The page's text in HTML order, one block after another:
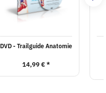
DVD - Trailguide Anatomie
14,99 €*